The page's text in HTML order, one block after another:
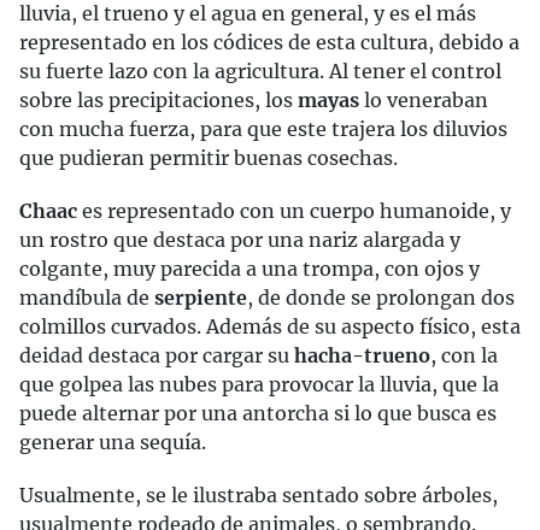
lluvia, el trueno y el agua en general, y es el más
representado en los códices de esta cultura, debido a
su fuerte lazo con la agricultura. Al tener el control
sobre las precipitaciones, los mayas lo veneraban
con mucha fuerza, para que este trajera los diluvios
que pudieran permitir buenas cosechas.
Chaac es representado con un cuerpo humanoide, y
un rostro que destaca por una nariz alargada y
colgante, muy parecida a una trompa, con ojos y
mandíbula de serpiente, de donde se prolongan dos
colmillos curvados. Además de su aspecto físico, esta
deidad destaca por cargar su hacha-trueno, con la
que golpea las nubes para provocar la lluvia, que la
puede alternar por una antorcha si lo que busca es
generar una sequía.
Usualmente, se le ilustraba sentado sobre árboles,
usualmente rodeado de animales, o sembrando.